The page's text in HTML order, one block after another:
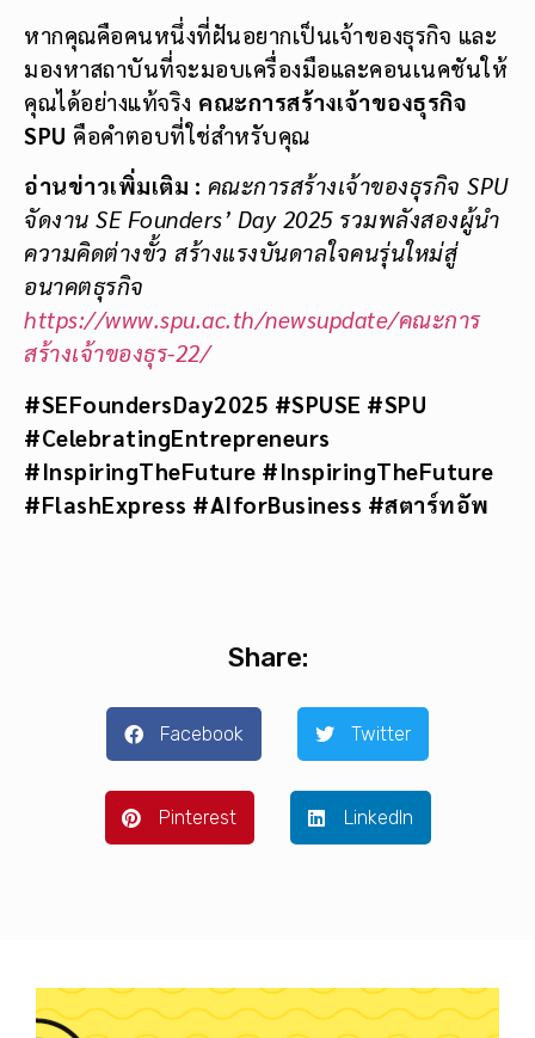
หากคุณคือคนหนึ่งที่ฝันอยากเป็นเจ้าของธุรกิจ และ
มองหาสถาบันที่จะมอบเครื่องมือและคอนเนคชันให้
คุณได้อย่างแท้จริง คณะการสร้างเจ้าของธุรกิจ
SPU คือคำตอบที่ใช่สำหรับคุณ
อ่านข่าวเพิ่มเติม : คณะการสร้างเจ้าของธุรกิจ SPU
จัดงาน SE Founders’ Day 2025 รวมพลังสองผู้นำ
ความคิดต่างขั้ว สร้างแรงบันดาลใจคนรุ่นใหม่สู่
อนาคตธุรกิจ
https://www.spu.ac.th/newsupdate/คณะการ
สร้างเจ้าของธุร-22/
#SEFoundersDay2025 #SPUSE #SPU
#CelebratingEntrepreneurs
#InspiringTheFuture #InspiringTheFuture
#FlashExpress #AIforBusiness #สตาร์ทอัพ
Share:
Facebook Twitter
Pinterest LinkedIn